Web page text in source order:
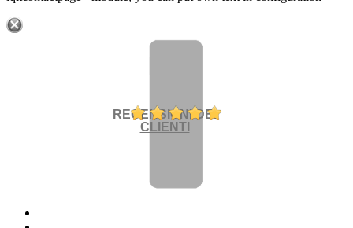
RECENSIONI DEI
CLIENTI